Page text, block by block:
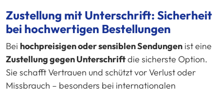
Zustellung mit Unterschrift: Sicherheit
bei hochwertigen Bestellungen
Bei hochpreisigen oder sensiblen Sendungen ist eine
Zustellung gegen Unterschriftdie sicherste Option.
Sie schafft Vertrauen und schützt vor Verlust oder
Missbrauch – besonders bei internationalen